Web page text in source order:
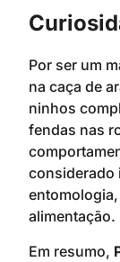
Por ser um
na caça de
ninhos
fendas nas
considerado
alimentação.
Em resumo,